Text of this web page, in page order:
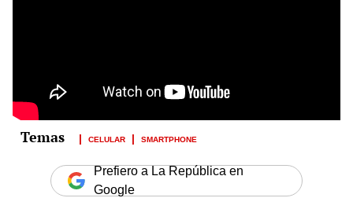
CELULAR SMARTPHONE
Prefiero a La República en
Google